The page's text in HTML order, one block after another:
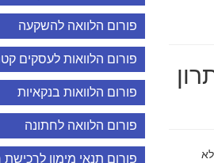
מלא
פורום הלוואה להשקעה
פורום הלוואות לעסקים
פורום הלוואות בנקאיות
פורום הלוואה לחתונה
פורום תנאי מימון לרכישת